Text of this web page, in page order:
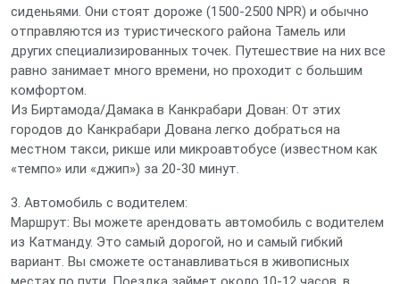
сиденьями. Они стоят дороже (1500-2500 NPR) и обычно
отправляются из туристического района Тамель или
других специализированных точек. Путешествие на них все
равно занимает много времени, но проходит с большим
комфортом.
Из Биртамода/Дамака в Канкрабари Дован: От этих
городов до Канкрабари Дована легко добраться на
местном такси, рикше или микроавтобусе (известном как
«темпо» или «джип») за 20-30 минут.
3. Автомобиль с водителем:
Маршрут: Вы можете арендовать автомобиль с водителем
из Катманду. Это самый дорогой, но и самый гибкий
вариант. Вы сможете останавливаться в живописных